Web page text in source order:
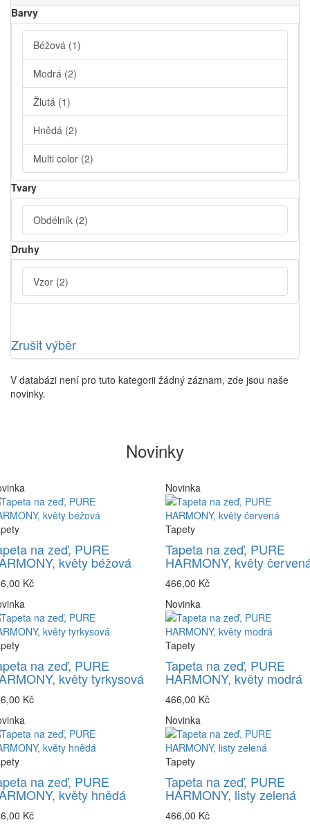
Barvy
Béžová (1)
Modrá (2)
Žlutá (1)
Hnědá (2)
Multi color (2)
Tvary
Obdélník (2)
Druhy
Vzor (2)
Zrušit výběr
V databázi není pro tuto kategorii žádný záznam, zde jsou naše
novinky.
Novinky
na zeď, PURE
květy béžová
Kč
Novinka
Tapety
Tapeta na zeď, PURE
HARMONY, květy
466,00 Kč
na zeď, PURE
květy tyrkysová
Kč
Novinka
Tapety
Tapeta na zeď, PURE
HARMONY, květy modrá
466,00 Kč
na zeď, PURE
květy hnědá
Kč
Novinka
Tapety
Tapeta na zeď, PURE
HARMONY, listy zelená
466,00 Kč